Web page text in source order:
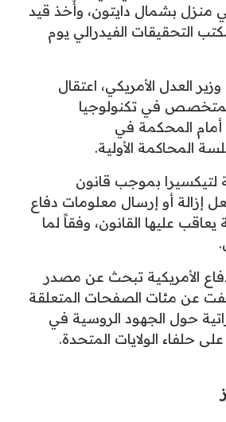
بشمال دايتون، وأُخذ قيد
التحقيقات الفيدرالي يوم
العدل الأمريكي، اعتقال
في تكنولوجيا
المحكمة في
المحاكمة الأولية.
لتيكسيرا بموجب قانون
إزالة أو إرسال معلومات دفاع
عليها القانون، وفقاً لما
الأمريكية تبحث عن مصدر
عن مئات الصفحات المتعلقة
حول الجهود الروسية في
حلفاء الولايات المتحدة.